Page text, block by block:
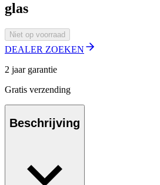
glas
Niet op voorraad
DEALER ZOEKEN
2 jaar garantie
Gratis verzending
Beschrijving